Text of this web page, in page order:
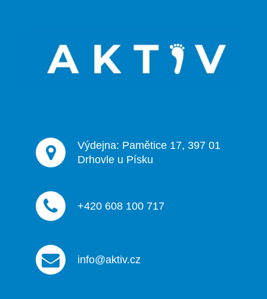
c
í
ý
p
u
Výdejna: Pamětice 17, 397 01
Drhovle u Písku
+420 608 100 717
info@aktiv.cz